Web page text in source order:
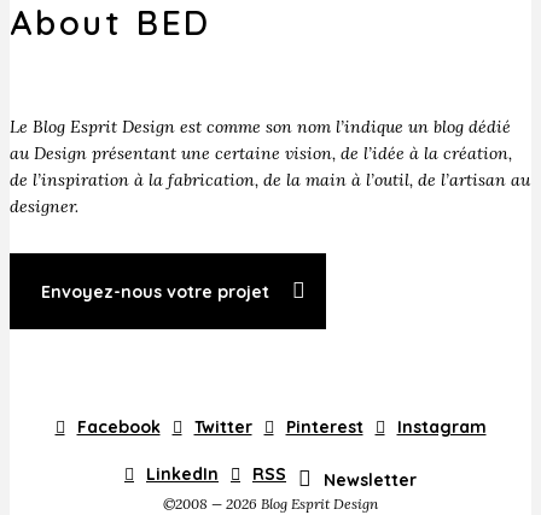
About BED
Le Blog Esprit Design est comme son nom l’indique un blog dédié
au Design présentant une certaine vision, de l’idée à la création,
de l’inspiration à la fabrication, de la main à l’outil, de l’artisan au
designer.
Envoyez-nous votre projet
Facebook Twitter Pinterest Instagram
LinkedIn RSS Newsletter
©2008 — 2026 Blog Esprit Design